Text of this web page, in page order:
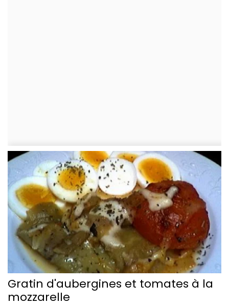
Gratin d'aubergines et tomates à la
mozzarelle